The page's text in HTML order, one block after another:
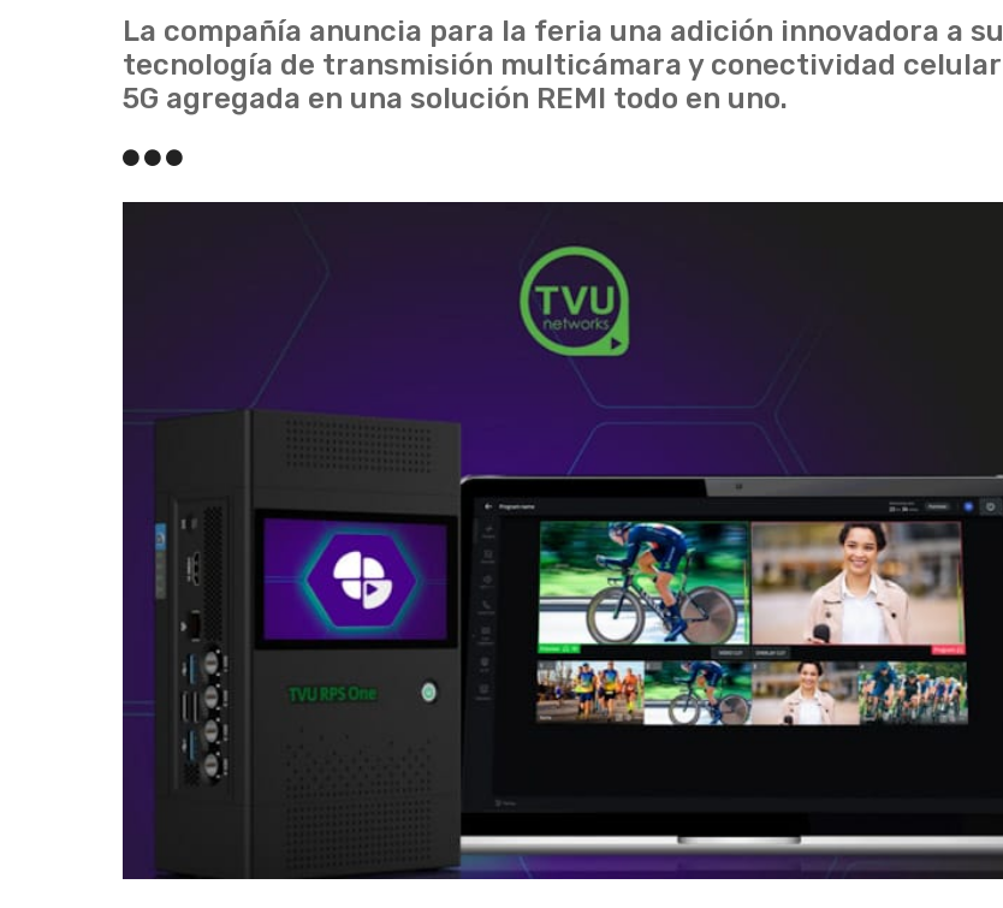
La compañía anuncia para la feria una adición innovadora a su
tecnología de transmisión multicámara y conectividad celular
5G agregada en una solución REMI todo en uno.